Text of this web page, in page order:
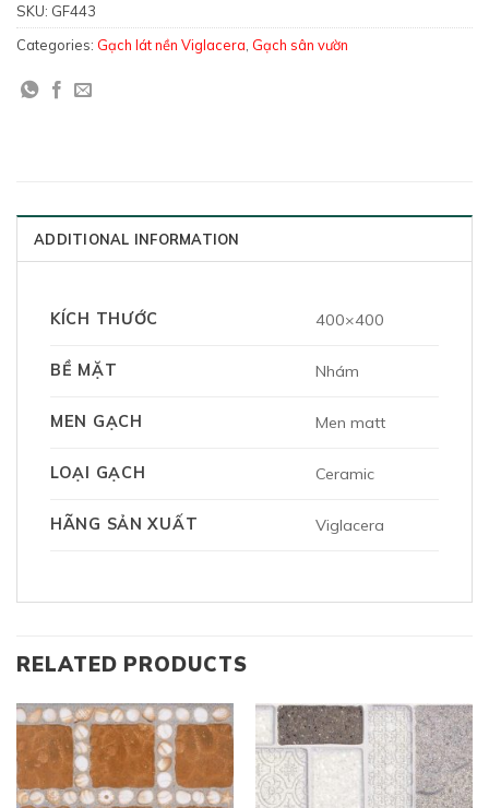
SKU: GF443
Categories: Gạch lát nền Viglacera Gạch sân vườn
ADDITIONAL INFORMATION
KÍCH THƯỚC 400×400
BỀ MẶT Nhám
MEN GẠCH Men matt
LOẠI GẠCH Ceramic
HÃNG SẢN XUẤT Viglacera
RELATED PRODUCTS